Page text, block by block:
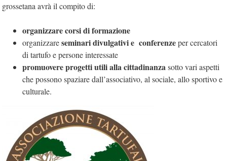
grossetana avrà il compito di:
organizzare corsi di formazione
organizzareseminari divulgativi e conferenzeper cercatori
di tartufo e persone interessate
promuovere progetti utili alla cittadinanzasotto vari aspetti
che possono spaziare dall’associativo, al sociale, allo sportivo e
culturale.